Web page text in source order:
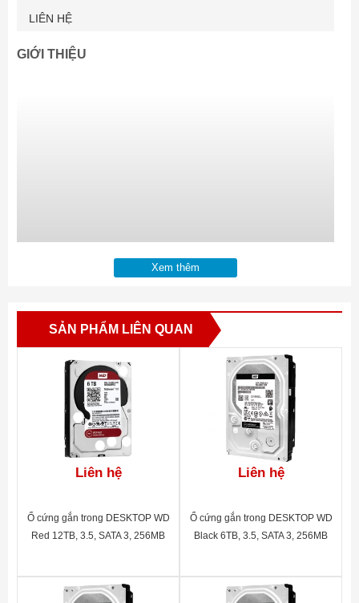
LIÊN HỆ
GIỚI THIỆU
Xem thêm
SẢN PHẨM LIÊN QUAN
Liên hệ
Ổ cứng gắn trong DESKTOP WD
Red 12TB, 3.5, SATA 3, 256MB
Liên hệ
Ổ cứng gắn trong DESKTOP WD
Black 6TB, 3.5, SATA 3, 256MB